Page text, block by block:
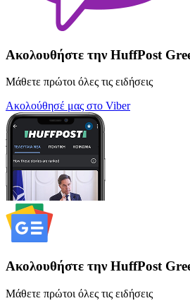
Ακολουθήστε την HuffPost
Μάθετε πρώτοι όλες τις ειδήσεις
Ακολούθησέ μας στο Viber
Ακολουθήστε την HuffPost
Μάθετε πρώτοι όλες τις ειδήσεις